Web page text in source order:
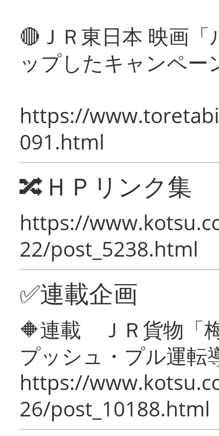
🔴ＪＲ東日本 映画
ップしたキャンペー
https://
091.html
🔀ＨＰリンク集
https://
22/post_5238.html
✅連載企画
🔶連載 ＪＲ貨物「
プッシュ・プル運転
https://
26/post_10188.html